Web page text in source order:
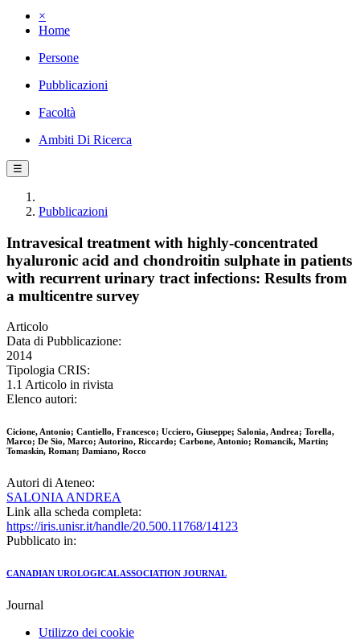
×
Home
Persone
Pubblicazioni
Facoltà
Ambiti Di Ricerca
☰
Pubblicazioni
Intravesical treatment with highly-concentrated
hyaluronic acid and chondroitin sulphate in patients
with recurrent urinary tract infections: Results from
a multicentre survey
Articolo
Data di Pubblicazione:
2014
Tipologia CRIS:
1.1 Articolo in rivista
Elenco autori:
Cicione, Antonio; Cantiello, Francesco; Ucciero, Giuseppe; Salonia, Andrea; Torella,
Marco; De Sio, Marco; Autorino, Riccardo; Carbone, Antonio; Romancik, Martin;
Tomaskin, Roman; Damiano, Rocco
Autori di Ateneo:
SALONIA ANDREA
Link alla scheda completa:
https://iris.unisr.it/handle/20.500.11768/14123
Pubblicato in:
CANADIAN UROLOGICAL ASSOCIATION JOURNAL
Journal
Utilizzo dei cookie